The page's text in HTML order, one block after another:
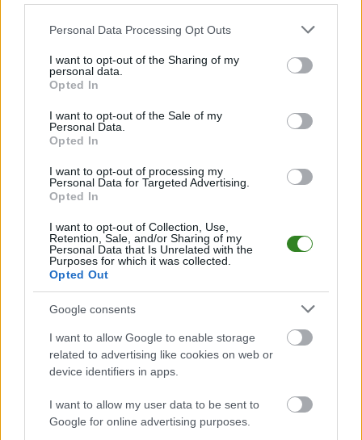
Please note that this website/app uses one or more Google
not limited to your visit or usage behaviour. You may click to
grant or deny consent to Google and its third-party tags to
use your data for below specified purposes in below Google
consent section.
Personal Data Processing Opt Outs
I want to opt-out of the Sharing of my
personal data.
Opted In
I want to opt-out of the Sale of my
Personal Data.
Opted In
I want to opt-out of processing my
Personal Data for Targeted Advertising.
Opted In
I want to opt-out of Collection, Use,
Retention, Sale, and/or Sharing of my
Personal Data that Is Unrelated with the
Purposes for which it was collected.
Opted Out
Google consents
I want to allow Google to enable storage
related to advertising like cookies on web or
device identifiers in apps.
I want to allow my user data to be sent to
Google for online advertising purposes.
aktualizujemy zależnie od poziomu ligi i dostępnych źródeł.
Śledź mecze swojej drużyny
Jeśli jesteś kibicem klubu Piast Gliwice lub Raków Częstochowa - zaglądaj
tutaj częściej. Nasz serwis regularnie dostarcza informacje o terminach
meczów, wynikach, transferach i newsach klubowych
piłkarskichw województwie. Sprawdź nasze relacje, śledź ulubioną ligę i
bądź na bieżąco z wydarzeniami z boisk!
Piast Gliwice - Raków Częstochowaodbędzie się w ramach 33.
kolejki - Ekstraklasa. Spotkanie zostanie rozegrane w dniu 17 maja 2026.
Piast Gliwiceprzystępuje do tego spotkania w roli gospodarza. Jak
drużyna radzi sobie w sezonie 2025/2026 rozgrywek Ekstraklasa przed
własną publicznością? Na tej stronie możecie zobaczyć tabelę
uwzględniającą tylko mecze u siebie. W tabeli biorącej pod uwagę tylko
mecze wyjazdowe możecie natomiast sprawdzić jak spisuje się klub
Raków Częstochowa.
Ekstraklasa - sytuacja w tabeli
Przed meczami 33. kolejki - Ekstraklasa gospodarze (Piast Gliwice)
zajmują9. miejscew tabeli. Goście (Raków Częstochowa) plasują się na
Poniżej znajdziesz także ostatnie mecze obu drużyn oraz statystyki
bramkowe.